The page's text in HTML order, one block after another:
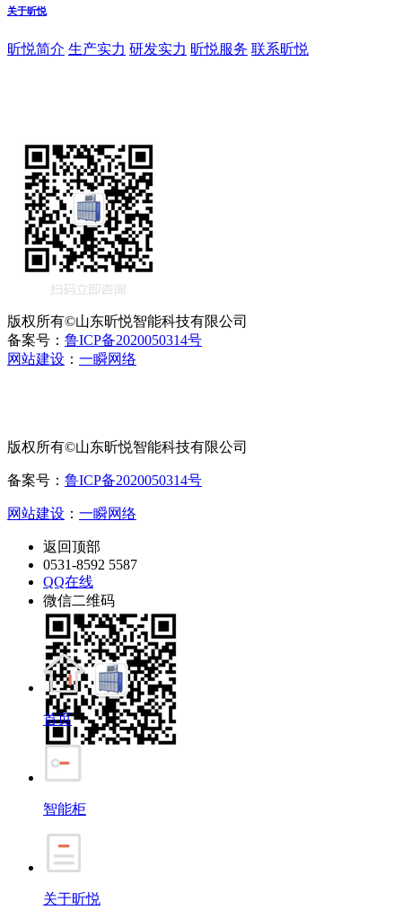
关于昕悦
昕悦简介 生产实力 研发实力 昕悦服务 联系昕悦
版权所有©山东昕悦智能科技有限公司
备案号： 鲁ICP备2020050314号
网站建设 ： 一瞬网络
版权所有©山东昕悦智能科技有限公司
备案号： 鲁ICP备2020050314号
网站建设 ： 一瞬网络
返回顶部
0531-8592 5587
QQ在线
微信二维码
首页
智能柜
关于昕悦